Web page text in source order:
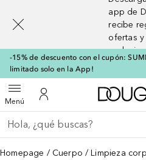
app de
recibe
ofertas
-15% de descuento con el cupón:
limitado solo en la App!
MenúAbrir menúMi cuenta
Regresar
Ejecutar búsqueda
Homepage Cuerpo Limpieza
[navigation.slideout.screenreader]